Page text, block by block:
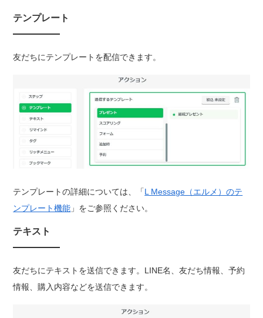
テンプレート
友だちにテンプレートを配信できます。
テンプレートの詳細については、「L Message（エルメ）のテ
ンプレート機能 」をご参照ください。
テキスト
友だちにテキストを送信できます。LINE名、友だち情報、予約
情報、購入内容などを送信できます。